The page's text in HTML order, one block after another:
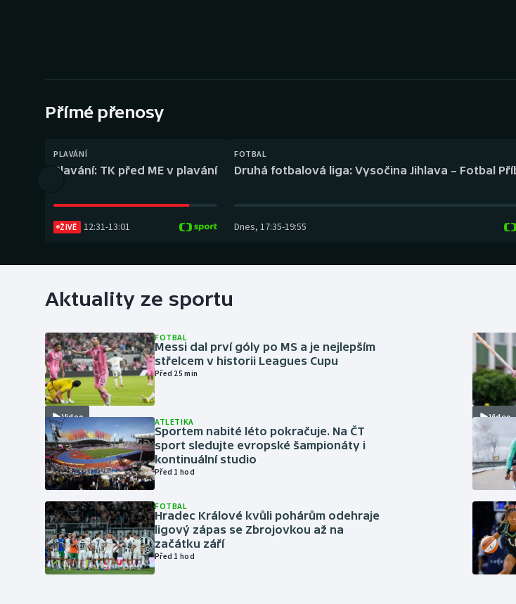
Gymnastika Plážový volejbal
Přímé přenosy
PLAVÁNÍ
Plavání: TK před ME v plavání
ŽIVĚ 12:31-13:01
FOTBAL
Druhá fotbalová liga: Vysočina Jihlava – Fotbal
Dnes, 17:35-19:55
Aktuality ze sportu
Video
FOTBAL
Messi dal prví góly po MS a je nejlepším
střelcem v historii Leagues Cupu
Před 25 min
ATLETIKA
Sportem nabité léto pokračuje. Na ČT
sport sledujte evropské šampionáty i
kontinuální studio
Před 1 hod
FOTBAL
Hradec Králové kvůli pohárům odehraje
ligový zápas se Zbrojovkou až na
začátku září
Před 1 hod
Video